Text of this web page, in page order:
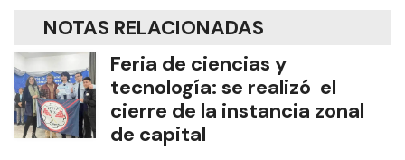
NOTAS RELACIONADAS
Feria de ciencias y
tecnología: se realizó el
cierre de la instancia zonal
de capital